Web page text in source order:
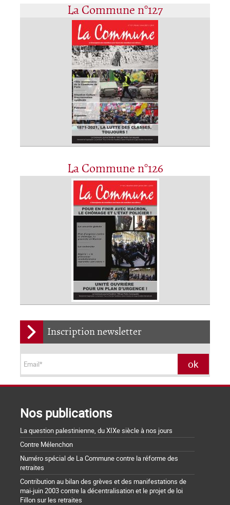
La Commune n°127
La Commune n°126
Inscription newsletter
Nos publications
La question palestinienne, du XIXe siècle à nos jours
Contre Mélenchon
Numéro spécial de La Commune contre la réforme des
retraites
Contribution au bilan des grèves et des manifestations de
mai-juin 2003 contre la décentralisation et le projet de loi
Fillon sur les retraites